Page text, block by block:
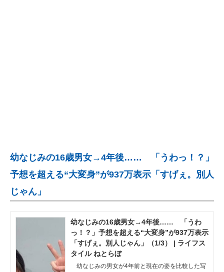
建設×テクノロジーの最前線
ちょっと気になるネットの話題
幼なじみの16歳男女→4年後…… 「うわっ！？」
予想を超える“大変身”が937万表示「すげぇ。別人
じゃん」
幼なじみの16歳男女→4年後…… 「うわ
っ！？」予想を超える“大変身”が937万表示
「すげぇ。別人じゃん」（1/3） | ライフス
タイル ねとらぼ
幼なじみの男女が4年前と現在の姿を比較した写